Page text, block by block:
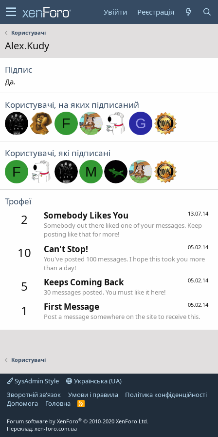
Увійти Реєстрація
Користувачі
Alex.Kudy
Підпис
Да.
Користувачі, на яких підписаний
F G
Користувачі, які підписані
F M
Трофеї
2 13.07.14
Somebody Likes You
Somebody out there liked one of your messages. Keep
posting like that for more!
10 05.02.14
Can't Stop!
You've posted 100 messages. I hope this took you more
than a day!
5 05.02.14
Keeps Coming Back
30 messages posted. You must like it here!
1 05.02.14
First Message
Post a message somewhere on the site to receive this.
Користувачі
SysAdmin Style
Українська (UA)
Зворотній зв'язок
Умови і правила
Політика конфіденційності
Дoпoмoга
Головна
R
Forum software by XenForo® © 2010-2020 XenForo Ltd.
Переклад: xen-foro.com.ua